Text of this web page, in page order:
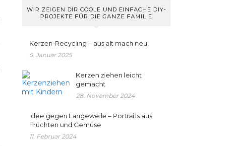
WIR ZEIGEN DIR COOLE UND EINFACHE DIY-
PROJEKTE FÜR DIE GANZE FAMILIE
Kerzen-Recycling – aus alt mach neu!
5. Januar 2025
Kerzen ziehen leicht
gemacht
28. November 2024
Idee gegen Langeweile – Portraits aus
Früchten und Gemüse
11. Februar 2024